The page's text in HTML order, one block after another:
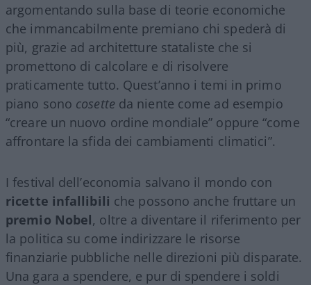
argomentando sulla base di teorie economiche
che immancabilmente premiano chi spederà di
più, grazie ad architetture stataliste che si
promettono di calcolare e di risolvere
praticamente tutto. Quest’anno i temi in primo
piano sono cosette da niente come ad esempio
“creare un nuovo ordine mondiale” oppure “come
affrontare la sfida dei cambiamenti climatici”.
I festival dell’economia salvano il mondo con
ricette infallibili che possono anche fruttare un
premio Nobel, oltre a diventare il riferimento per
la politica su come indirizzare le risorse
finanziarie pubbliche nelle direzioni più disparate.
Una gara a spendere, e pur di spendere i soldi